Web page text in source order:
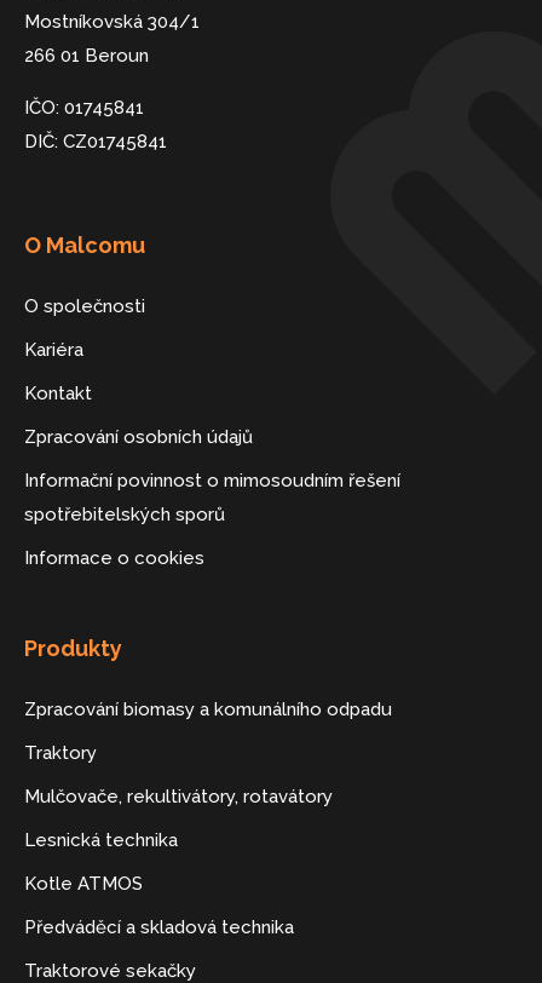
Mostníkovská 304/1
266 01 Beroun
IČO: 01745841
DIČ: CZ01745841
O Malcomu
O společnosti
Kariéra
Kontakt
Zpracování osobních údajů
Informační povinnost o mimosoudním řešení
spotřebitelských sporů
Informace o cookies
Produkty
Zpracování biomasy a komunálního odpadu
Traktory
Mulčovače, rekultivátory, rotavátory
Lesnická technika
Kotle ATMOS
Předváděcí a skladová technika
Traktorové sekačky